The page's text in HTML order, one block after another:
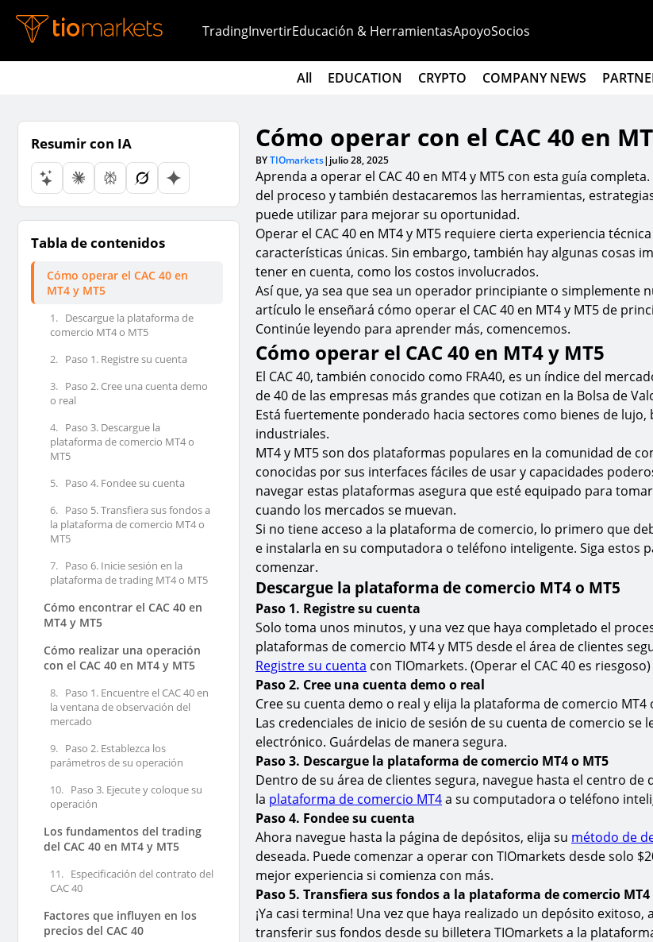
TradingInvertirEducación & HerramientasApoyoSocios
All EDUCATION CRYPTO COMPANY NEWS
Resumir con IA
Tabla de contenidos
Cómo operar el CAC 40 en
MT4 y MT5
1. Descargue la plataforma de
comercio MT4 o MT5
2. Paso 1. Registre su cuenta
3. Paso 2. Cree una cuenta demo
o real
4. Paso 3. Descargue la
plataforma de comercio MT4 o
MT5
5. Paso 4. Fondee su cuenta
6. Paso 5. Transfiera sus fondos a
la plataforma de comercio MT4 o
MT5
7. Paso 6. Inicie sesión en la
plataforma de trading MT4 o MT5
Cómo encontrar el CAC 40 en
MT4 y MT5
Cómo realizar una operación
con el CAC 40 en MT4 y MT5
8. Paso 1. Encuentre el CAC 40 en
la ventana de observación del
mercado
9. Paso 2. Establezca los
parámetros de su operación
10. Paso 3. Ejecute y coloque su
operación
Los fundamentos del trading
del CAC 40 en MT4 y MT5
11. Especificación del contrato del
CAC 40
Factores que influyen en los
precios del CAC 40
Cómo operar con el CAC 40 en
BYTIOmarkets| julio 28, 2025
Aprenda a operar el CAC 40 en MT4 y MT5 con esta guía
del proceso y también destacaremos las herramientas,
puede utilizar para mejorar su oportunidad.
Operar el CAC 40 en MT4 y MT5 requiere cierta experiencia
características únicas. Sin embargo, también hay algunas cosas
tener en cuenta, como los costos involucrados.
Así que, ya sea que sea un operador principiante o simplemente
artículo le enseñará cómo operar el CAC 40 en MT4 y MT5 de
Continúe leyendo para aprender más, comencemos.
Cómo operar el CAC 40 en MT4 y MT5
El CAC 40, también conocido como FRA40, es un índice del
de 40 de las empresas más grandes que cotizan en la Bolsa de
Está fuertemente ponderado hacia sectores como bienes de lujo,
industriales.
MT4 y MT5 son dos plataformas populares en la comunidad de
conocidas por sus interfaces fáciles de usar y capacidades
navegar estas plataformas asegura que esté equipado para
cuando los mercados se muevan.
Si no tiene acceso a la plataforma de comercio, lo primero que
e instalarla en su computadora o teléfono inteligente. Siga estos
comenzar.
Descargue la plataforma de comercio MT4 o MT5
Paso 1. Registre su cuenta
Solo toma unos minutos, y una vez que haya completado el
plataformas de comercio MT4 y MT5 desde el área de clientes
Registre su cuenta con TIOmarkets. (Operar el CAC 40 es riesgoso)
Paso 2. Cree una cuenta demo o real
Cree su cuenta demo o real y elija la plataforma de comercio MT4
Las credenciales de inicio de sesión de su cuenta de comercio se
electrónico. Guárdelas de manera segura.
Paso 3. Descargue la plataforma de comercio MT4 o MT5
Dentro de su área de clientes segura, navegue hasta el centro de
la plataforma de comercio MT4a su computadora o teléfono
Paso 4. Fondee su cuenta
Ahora navegue hasta la página de depósitos, elija su método de
deseada. Puede comenzar a operar con TIOmarkets desde solo
mejor experiencia si comienza con más.
Paso 5. Transfiera sus fondos a la plataforma de comercio MT4
¡Ya casi termina! Una vez que haya realizado un depósito exitoso,
transferir sus fondos desde su billetera TIOmarkets a la